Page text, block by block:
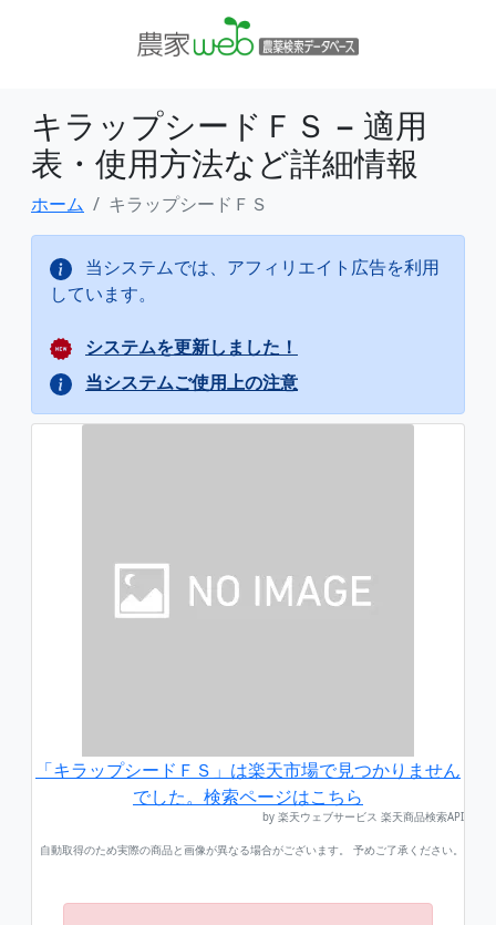
キラップシードＦＳ − 適用
表・使用方法など詳細情報
ホーム キラップシードＦＳ
当システムでは、アフィリエイト広告を利用
しています。
システムを更新しました！
当システムご使用上の注意
「キラップシードＦＳ」は楽天市場で見つかりません
でした。検索ページはこちら
by 楽天ウェブサービス 楽天商品検索API
自動取得のため実際の商品と画像が異なる場合がございます。 予めご了承ください。